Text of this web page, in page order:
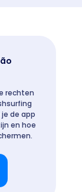
rechten
de app
en hoe